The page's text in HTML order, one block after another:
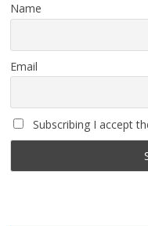
Name
Email
Subscribing I accept